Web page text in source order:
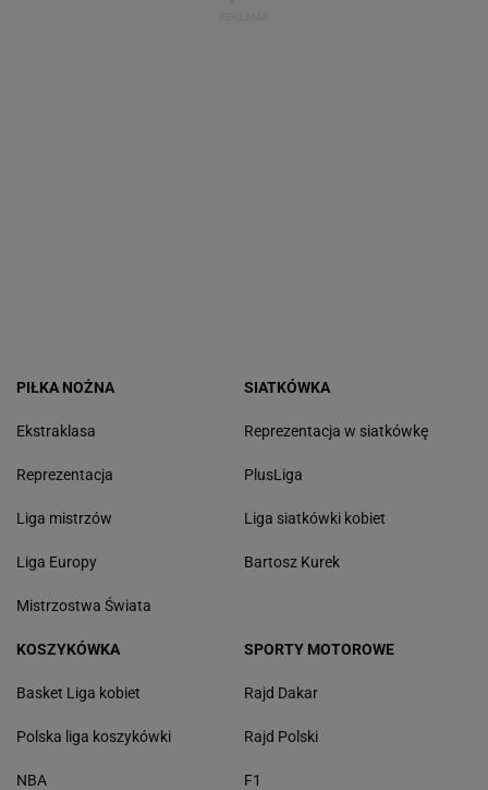
PIŁKA NOŻNA
Ekstraklasa
Reprezentacja
Liga mistrzów
Liga Europy
Mistrzostwa Świata
SIATKÓWKA
Reprezentacja w siatkówkę
PlusLiga
Liga siatkówki kobiet
Bartosz Kurek
KOSZYKÓWKA
Basket Liga kobiet
Polska liga koszykówki
NBA
SPORTY MOTOROWE
Rajd Dakar
Rajd Polski
F1